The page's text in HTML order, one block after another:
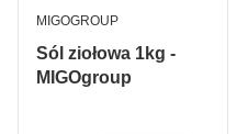
Sól ziołowa 1kg -
MIGOgroup
PRODUCENT
MIGOGROUP